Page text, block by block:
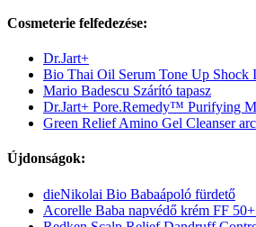
Cosmeterie felfedezése:
Dr.Jart+
Bio Thai Oil Serum Tone Up Shock
Mario Badescu Szárító tapasz
Dr.Jart+ Pore.Remedy™ Purifying
Green Relief Amino Gel Cleanser
Újdonságok:
dieNikolai Bio Babaápoló fürdető
Acorelle Baba napvédő krém FF